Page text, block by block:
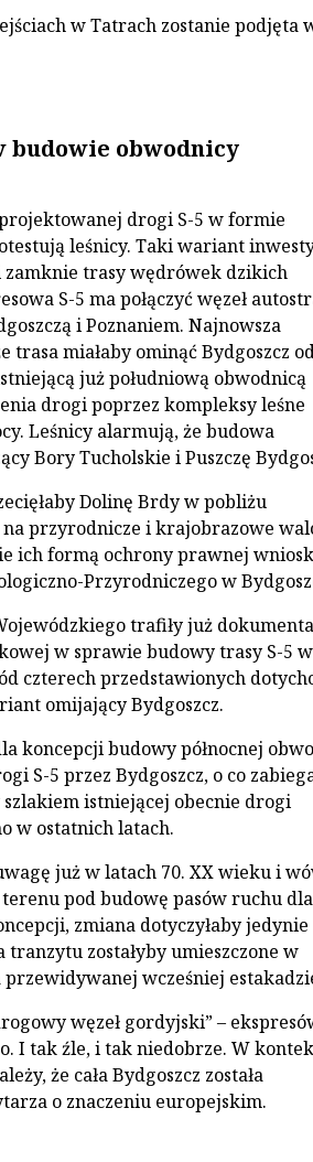
w Tatrach zostanie podjęta
obwodnicy
drogi S-5 w formie
leśnicy. Taki wariant
zamknie trasy wędrówek dzikich
S-5 ma połączyć węzeł
i Poznaniem. Najnowsza
miałaby ominąć Bydgoszcz
już południową obwodnicą
drogi poprzez kompleksy leśne
Leśnicy alarmują, że budowa
Bory Tucholskie i Puszczę
Dolinę Brdy w pobliżu
przyrodnicze i krajobrazowe
ich formą ochrony prawnej
Przyrodniczego w
trafiły już
w sprawie budowy trasy S-5 w
czterech przedstawionych
omijający Bydgoszcz.
koncepcji budowy północnej
S-5 przez Bydgoszcz, o co
szlakiem istniejącej obecnie drogi
w ostatnich latach.
już w latach 70. XX wieku i
pod budowę pasów ruchu dla
zmiana dotyczyłaby jedynie
zostałyby umieszczone w
wcześniej
węzeł gordyjski” –
I tak źle, i tak niedobrze. W
że cała Bydgoszcz została
o znaczeniu europejskim.